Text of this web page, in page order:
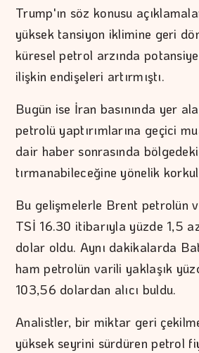
Trump'ın söz konusu
yüksek tansiyon iklimine geri
küresel petrol arzında
ilişkin endişeleri artırmıştı.
Bugün ise İran basınında yer
petrolü yaptırımlarına geçici
dair haber sonrasında
tırmanabileceğine yönelik
Bu gelişmelerle Brent petrolün
TSİ 16.30 itibarıyla yüzde 1,5
dolar oldu. Aynı dakikalarda
ham petrolün varili yaklaşık
103,56 dolardan alıcı buldu.
Analistler, bir miktar geri
yüksek seyrini sürdüren petrol